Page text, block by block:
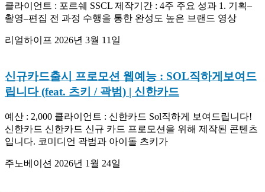
클라이언트 : 포르쉐 SSCL 제작기간 : 4주 주요 성과 1. 기획–
촬영–편집 전 과정 수행을 통한 완성도 높은 브랜드 영상
리얼하이프 2026년 3월 11일
신규카드출시 프로모션 웹예능 : SOL직하게보여드
립니다 (feat. 츠키 / 곽범) | 신한카드
예산 : 2,000 클라이언트 : 신한카드 Sol직하게 보여드립니다!
신한카드 신한카드 신규 카드 프로모션을 위해 제작된 콘텐츠
입니다. 코미디언 곽범과 아이돌 츠키가
주노베이션 2026년 1월 24일